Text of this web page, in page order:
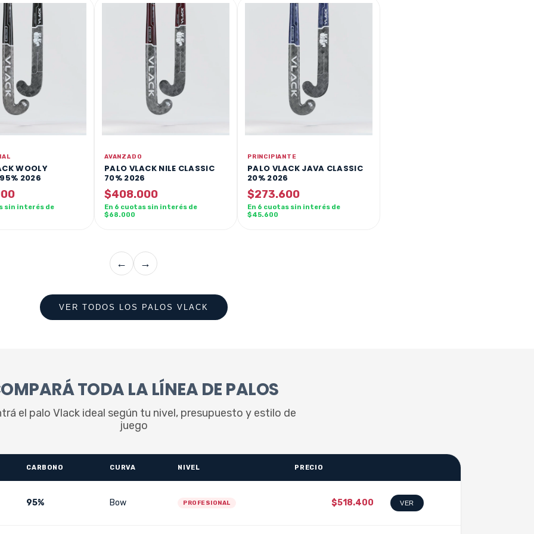
WOOLY
2026
sin interés de
AVANZADO
PALO VLACK NILE CLASSIC
70% 2026
$408.000
En 6 cuotas sin interés de
$68.000
PRINCIPIANTE
PALO VLACK JAVA CLASSIC
20% 2026
$273.600
En 6 cuotas sin interés de
$45.600
← →
VER TODOS LOS PALOS VLACK
TODA LA LÍNEA DE PALOS
el palo Vlack ideal según tu nivel, presupuesto y estilo de
juego
CARBONO CURVA NIVEL PRECIO
95% Bow PROFESIONAL $518.400 VER